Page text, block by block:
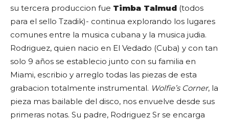
su tercera produccion fue Timba Talmud (todos
para el sello Tzadik)- continua explorando los lugares
comunes entre la musica cubana y la musica judia.
Rodriguez, quien nacio en El Vedado (Cuba) y con tan
solo 9 años se establecio junto con su familia en
Miami, escribio y arreglo todas las piezas de esta
grabacion totalmente instrumental. Wolfie’s Corner, la
pieza mas bailable del disco, nos envuelve desde sus
primeras notas. Su padre, Rodriguez Sr se encarga